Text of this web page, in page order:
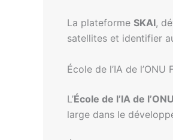
La plateforme SKAI,
satellites et identifier
École de l’IA de l’ONU
L’École de l’IA de
large dans le